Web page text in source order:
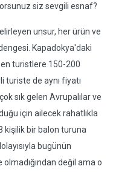
siz sevgili esnaf?
unsur, her ürün ve
Kapadokya'daki
turistlere 150-200
turiste de aynı fiyatı
sık gelen Avrupalılar ve
için ailecek rahatlıkla
kişilik bir balon turuna
bugünün
olmadığından değil ama o